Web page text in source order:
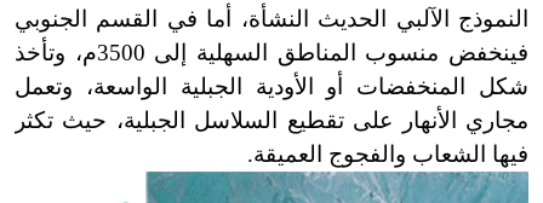
النموذج الآلبي الحديث النشأة، أما في القسم الجنوبي
فينخفض منسوب المناطق السهلية إلى 3500م، وتأخذ
شكل المنخفضات أو الأودية الجبلية الواسعة، وتعمل
مجاري الأنهار على تقطيع السلاسل الجبلية، حيث تكثر
فيها الشعاب والفجوج العميقة.